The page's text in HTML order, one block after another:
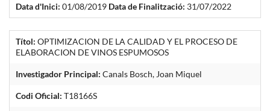
Data d'Inici: 01/08/2019 Data de Finalització: 31/07/2022
Títol: OPTIMIZACION DE LA CALIDAD Y EL PROCESO DE
ELABORACION DE VINOS ESPUMOSOS
Investigador Principal: Canals Bosch, Joan Miquel
Codi Oficial: T18166S